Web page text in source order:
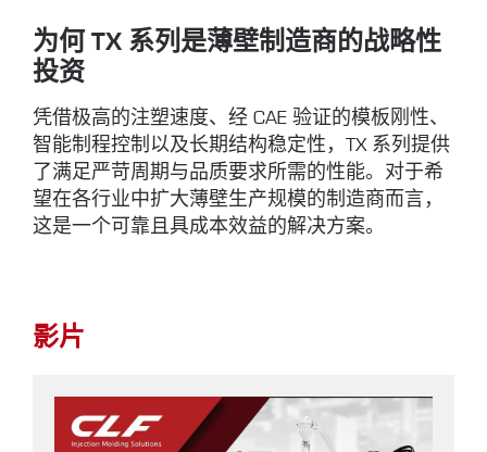
为何 TX 系列是薄壁制造商的战略性
投资
凭借极高的注塑速度、经 CAE 验证的模板刚性、
智能制程控制以及长期结构稳定性，TX 系列提供
了满足严苛周期与品质要求所需的性能。对于希
望在各行业中扩大薄壁生产规模的制造商而言，
这是一个可靠且具成本效益的解决方案。
影片